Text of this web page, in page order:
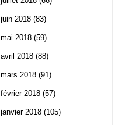
juin 2018 (83)
mai 2018 (59)
avril 2018 (88)
mars 2018 (91)
février 2018 (57)
janvier 2018 (105)